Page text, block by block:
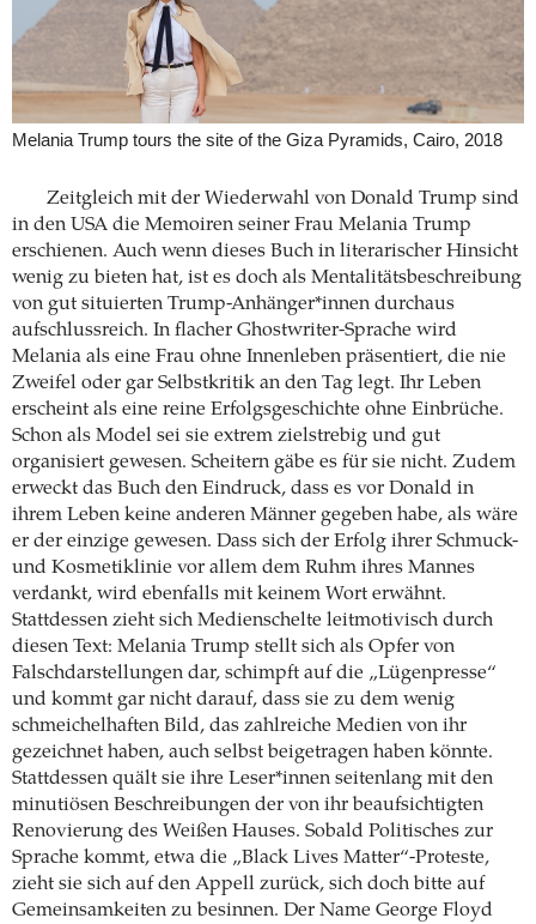
Melania Trump tours the site of the Giza Pyramids, Cairo, 2018
Zeitgleich mit der Wiederwahl von Donald Trump sind
in den USA die Memoiren seiner Frau Melania Trump
erschienen. Auch wenn dieses Buch in literarischer Hinsicht
wenig zu bieten hat, ist es doch als Mentalitätsbeschreibung
von gut situierten Trump-Anhänger*innen durchaus
aufschlussreich. In flacher Ghostwriter-Sprache wird
Melania als eine Frau ohne Innenleben präsentiert, die nie
Zweifel oder gar Selbstkritik an den Tag legt. Ihr Leben
erscheint als eine reine Erfolgsgeschichte ohne Einbrüche.
Schon als Model sei sie extrem zielstrebig und gut
organisiert gewesen. Scheitern gäbe es für sie nicht. Zudem
erweckt das Buch den Eindruck, dass es vor Donald in
ihrem Leben keine anderen Männer gegeben habe, als wäre
er der einzige gewesen. Dass sich der Erfolg ihrer Schmuck-
und Kosmetiklinie vor allem dem Ruhm ihres Mannes
verdankt, wird ebenfalls mit keinem Wort erwähnt.
Stattdessen zieht sich Medienschelte leitmotivisch durch
diesen Text: Melania Trump stellt sich als Opfer von
Falschdarstellungen dar, schimpft auf die „Lügenpresse“
und kommt gar nicht darauf, dass sie zu dem wenig
schmeichelhaften Bild, das zahlreiche Medien von ihr
gezeichnet haben, auch selbst beigetragen haben könnte.
Stattdessen quält sie ihre Leser*innen seitenlang mit den
minutiösen Beschreibungen der von ihr beaufsichtigten
Renovierung des Weißen Hauses. Sobald Politisches zur
Sprache kommt, etwa die „Black Lives Matter“-Proteste,
zieht sie sich auf den Appell zurück, sich doch bitte auf
Gemeinsamkeiten zu besinnen. Der Name George Floyd